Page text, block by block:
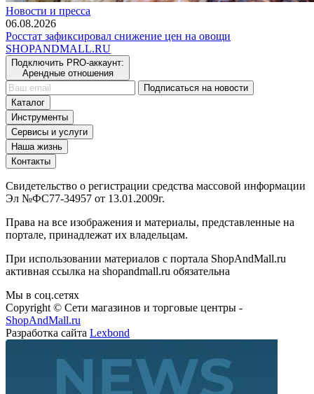
Новости и пресса
06.08.2026
Росстат зафиксировал снижение цен на овощи
SHOPANDMALL.RU
Подключить PRO-аккаунт:
Арендные отношения
Подписаться на новости
Каталог
Инструменты
Сервисы и услуги
Наша жизнь
Контакты
Свидетельство о регистрации средства массовой информации
Эл №ФС77-34957 от 13.01.2009г.
Права на все изображения и материалы, представленные на
портале, принадлежат их владельцам.
При использовании материалов с портала ShopAndMall.ru
активная ссылка на shopandmall.ru обязательна
Мы в соц.сетях
Copyright © Сети магазинов и торговые центры -
ShopAndMall.ru
Разработка сайта Lexbond